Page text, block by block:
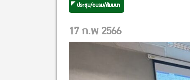
ประชุม/อบรม/สัมมนา
17 ก.พ 2566